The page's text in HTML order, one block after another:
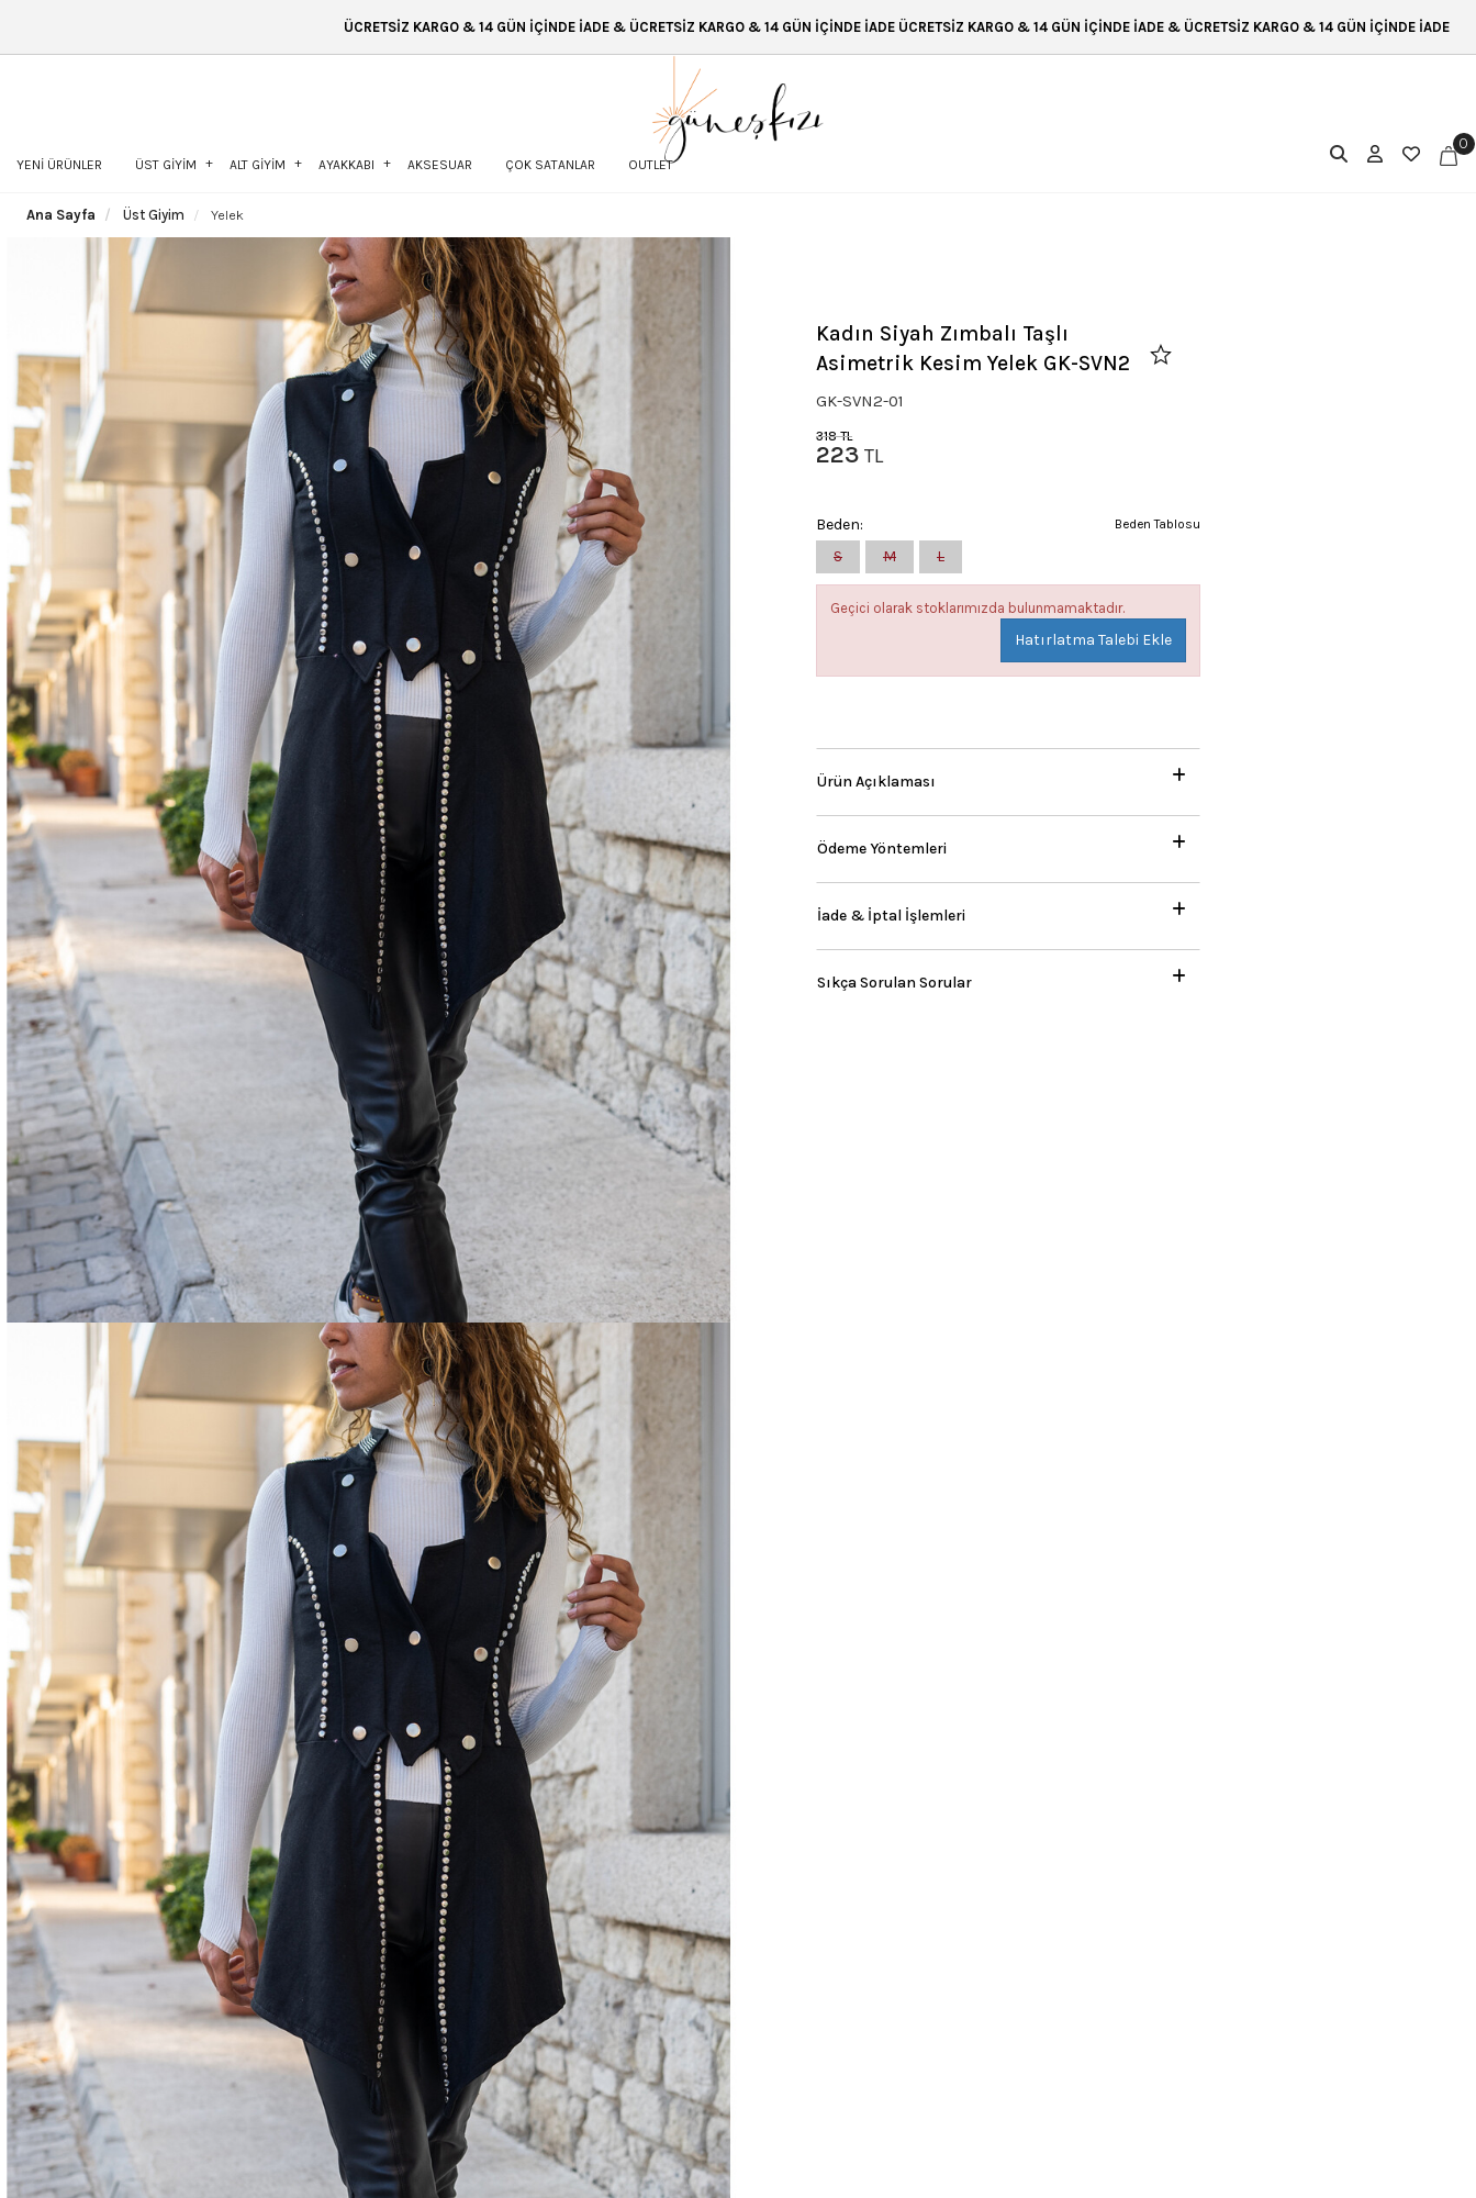
ÜCRETSİZ KARGO & 14 GÜN İÇİNDE İADE & ÜCRETSİZ KARGO & 14 GÜN İÇİNDE İADE ÜCRETSİZ KARGO & 14 GÜN İÇİNDE İADE & ÜCRETSİZ KARGO & 14 GÜN İÇİNDE İADE ÜCRETSİZ KARGO & 14 GÜN
YENİ ÜRÜNLER ÜST GİYİM ALT GİYİM AYAKKABI AKSESUAR ÇOK SATANLAR OUTLET
0
Ana Sayfa Üst Giyim Yelek
Kadın Siyah Zımbalı Taşlı
Asimetrik Kesim Yelek GK-SVN2
GK-SVN2-01
318TL
223 TL
Beden Tablosu
Beden:
S
M L
Geçici olarak stoklarımızda bulunmamaktadır.
Hatırlatma Talebi Ekle
Ürün Açıklaması
Ödeme Yöntemleri
İade & İptal İşlemleri
Sıkça Sorulan Sorular